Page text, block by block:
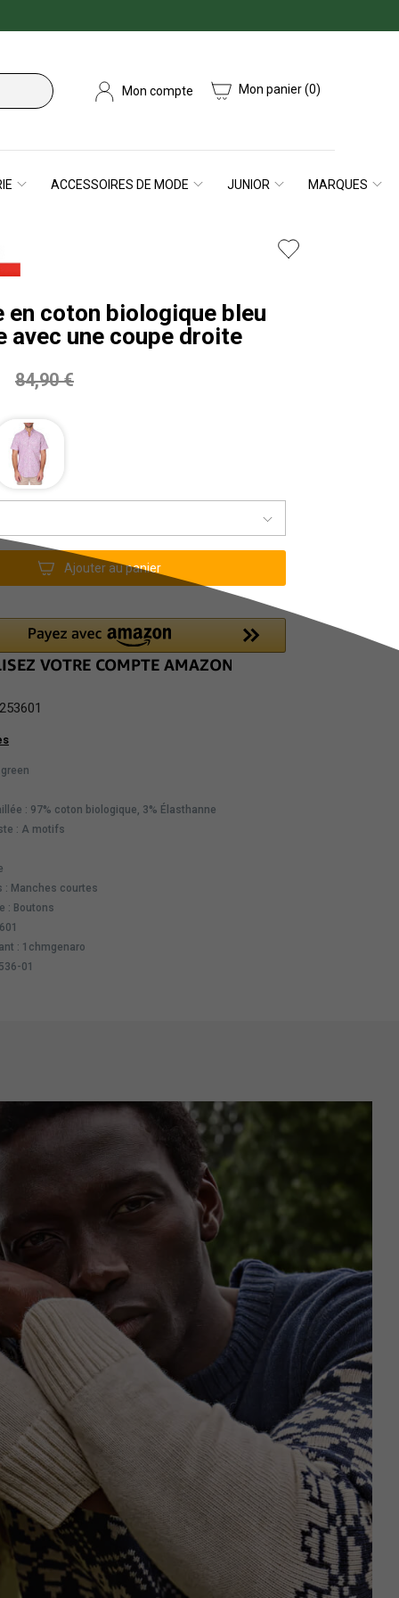
Mon compte Mon panier(0)
ACCESSOIRES DE MODE JUNIOR MARQUES
en coton biologique bleu
avec une coupe droite
84,90 €
Ajouter au panier
: 97% coton biologique, 3% Élasthanne
: A motifs
: Manches courtes
: Boutons
: 1chmgenaro
01